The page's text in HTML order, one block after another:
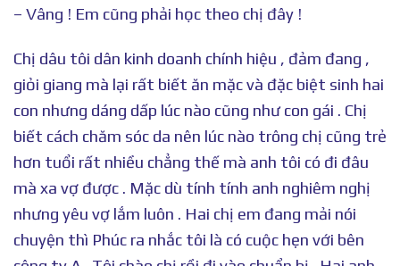
– Vâng ! Em cũng phải học theo chị đây !
Chị dâu tôi dân kinh doanh chính hiệu , đảm đang ,
giỏi giang mà lại rất biết ăn mặc và đặc biệt sinh hai
con nhưng dáng dấp lúc nào cũng như con gái . Chị
biết cách chăm sóc da nên lúc nào trông chị cũng trẻ
hơn tuổi rất nhiều chẳng thế mà anh tôi có đi đâu
mà xa vợ được . Mặc dù tính tính anh nghiêm nghị
nhưng yêu vợ lắm luôn . Hai chị em đang mải nói
chuyện thì Phúc ra nhắc tôi là có cuộc hẹn với bên